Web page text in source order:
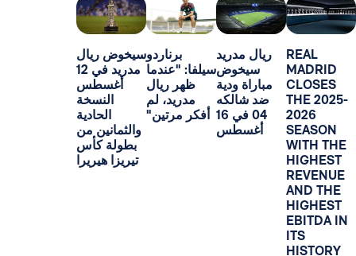
ريال مدريد
سيخوض
مباراة ودية
ضد شالكه
04 في 16
أغسطس
برناردو
سيلفا: "عندما
ظهر ريال
مدريد، لم
أفكر مرتين"
سيخوض ريال
مدريد في 12
أغسطس
النسخة
الحادية
والثمانين من
بطولة كأس
تيريزا هيريرا